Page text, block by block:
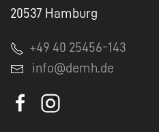
20537 Hamburg
+49 40 25456-143
info@demh.de